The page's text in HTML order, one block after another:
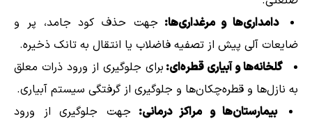
دامداری‌ها و مرغداری‌ها: جهت حذف کود جامد، پر و
ضایعات آلی پیش از تصفیه فاضلاب یا انتقال به تانک ذخیره.
گلخانه‌ها و آبیاری قطره‌ای: برای جلوگیری از ورود ذرات معلق
به نازل‌ها و قطره‌چکان‌ها و جلوگیری از گرفتگی سیستم آبیاری.
بیمارستان‌ها و مراکز درمانی: جهت جلوگیری از ورود